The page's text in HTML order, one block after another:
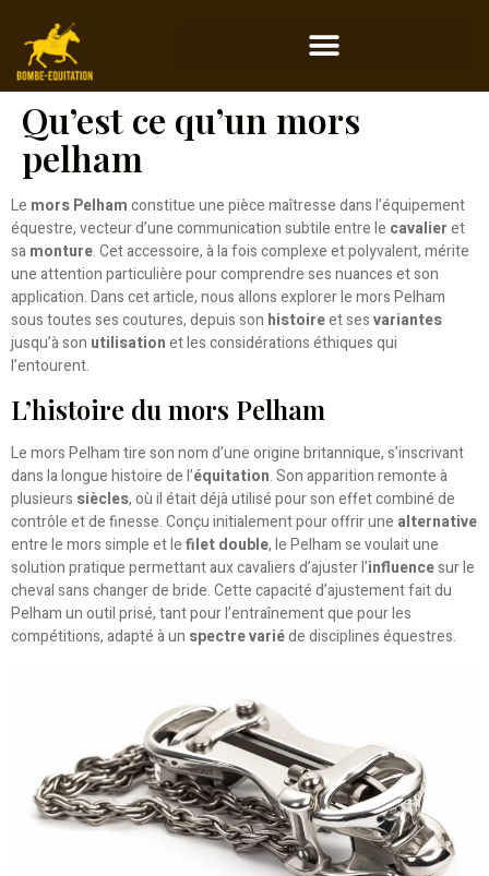
Qu’est ce qu’un mors
pelham
Le mors Pelhamconstitue une pièce maîtresse dans l’équipement
équestre, vecteur d’une communication subtile entre le cavalieret
samonture. Cet accessoire, à la fois complexe et polyvalent, mérite
une attention particulière pour comprendre ses nuances et son
application. Dans cet article, nous allons explorer le mors Pelham
sous toutes ses coutures, depuis son histoireet sesvariantes
jusqu’à son utilisationet les considérations éthiques qui
l’entourent.
L’histoire du mors Pelham
Le mors Pelham tire son nom d’une origine britannique, s’inscrivant
dans la longue histoire de l’équitation. Son apparition remonte à
plusieurs siècles, où il était déjà utilisé pour son effet combiné de
contrôle et de finesse. Conçu initialement pour offrir une alternative
entre le mors simple et lefilet double, le Pelham se voulait une
solution pratique permettant aux cavaliers d’ajuster l’influencesur le
cheval sans changer de bride. Cette capacité d’ajustement fait du
Pelham un outil prisé, tant pour l’entraînement que pour les
compétitions, adapté à un spectre variéde disciplines équestres.